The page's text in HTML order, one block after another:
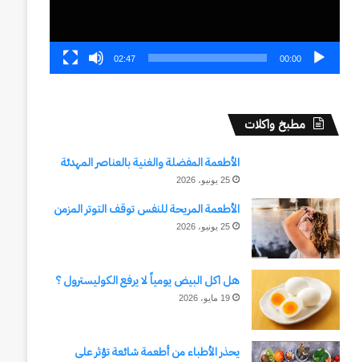
00:00
02:47
مطبخ واكلات
الأطعمة المفضلة والغنية بالعناصر المهدئة
25 يونيو، 2026
الأطعمة المريحة للنفس توقف التوتر المزمن
25 يونيو، 2026
هل اكل البيض يومياً لا يرفع الكوليسترول ؟
19 مايو، 2026
يحذر الأطباء من أطعمة شائعة تؤثر على